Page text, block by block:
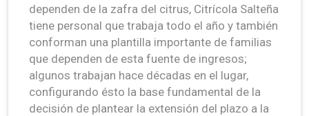
dependen de la zafra del citrus, Citrícola Salteña
tiene personal que trabaja todo el año y también
conforman una plantilla importante de familias
que dependen de esta fuente de ingresos;
algunos trabajan hace décadas en el lugar,
configurando ésto la base fundamental de la
decisión de plantear la extensión del plazo a la